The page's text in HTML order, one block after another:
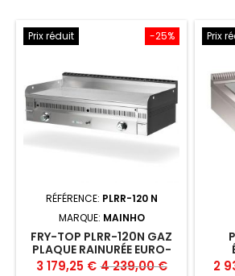
-25%
Prix réduit
RÉFÉRENCE: PLRR-120 N
MARQUE: MAINHO
FRY-TOP PLRR-120N GAZ
PLAQUE RAINURÉE EURO-
SNACK - MAINHO
Prix
3 179,25 € Prix
4 239,00 €
Prix
Prix
2